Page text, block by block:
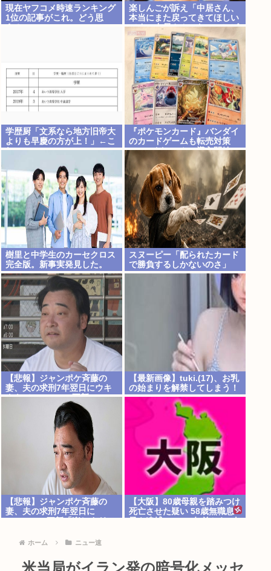
現在ヤフコメ時速ランキング
1位の記事がこれ。どう思
楽しんごが訴え「中居さん、
本当にまた戻ってきてほしい
です。中居さんいないテレビ
は…」
学歴厨「文系なら地方旧帝大
よりも早慶の方が上！」←こ
れ
『ポケモンカード』バンダイ
のカードゲームも転売対策
に”マイナンバー”導入開始
「効果テキメン」
樹里と中学生のカーセクロス
完全版。新事実発見した。
スヌーピー「配られたカード
で勝負するしかないのさ」
【悲報】ジャンポケ斉藤の
妻、夫の求刑7年翌日にウキ
ウキでInstagram更新
【最新画像】tuki.(17)、お乳
の始まりを解禁してしまう！
【悲報】ジャンポケ斉藤の
妻、夫の求刑7年翌日に
【大阪】80歳母親を踏みつけ
死亡させた疑い 58歳無職息
ホーム ニュー速
米当局がイラン発の暗号化メッセ